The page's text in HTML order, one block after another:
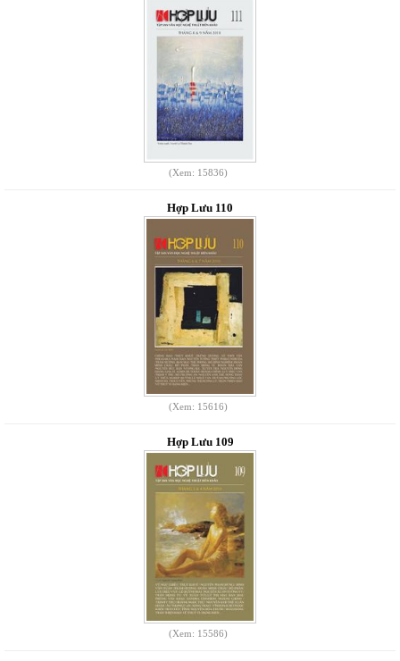
(Xem: 15836)
Hợp Lưu 110
(Xem: 15616)
Hợp Lưu 109
(Xem: 15586)